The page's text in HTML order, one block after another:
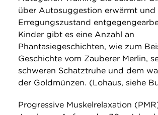
über Autosuggestion erwärmt und
Erregungszustand
Kinder gibt es eine Anzahl an
Phantasiegeschichten, wie zum
Geschichte vom Zauberer Merlin,
schweren Schatztruhe und dem
der Goldmünzen. (Lohaus, siehe
Progressive Muskelrelaxation